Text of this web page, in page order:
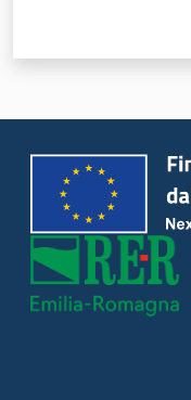
Progetti